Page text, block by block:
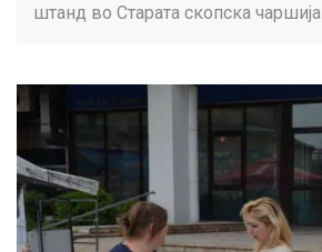
штанд во Старата скопска чаршија